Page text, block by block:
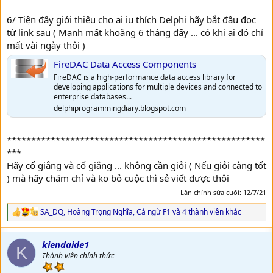
6/ Tiện đây giới thiệu cho ai iu thích Delphi hãy bắt đầu đọc
từ link sau ( Mạnh mất khoãng 6 tháng đấy ... có khi ai đó chỉ
mất vài ngày thôi )
FireDAC Data Access Components
FireDAC is a high-performance data access library for
developing applications for multiple devices and connected to
enterprise databases...
delphiprogrammingdiary.blogspot.com
*****************************************************
***
Hãy cố giắng và cố giắng ... không cần giỏi ( Nếu giỏi càng tốt
) mà hãy chăm chỉ và ko bỏ cuộc thì sẻ viết được thôi
Lần chỉnh sửa cuối: 12/7/21
R
e
a
c
i
SA_DQ, Hoàng Trọng Nghĩa,Cá ngừ F1 và 4 thành viên khác
K kiendaide1
Thành viên chính thức